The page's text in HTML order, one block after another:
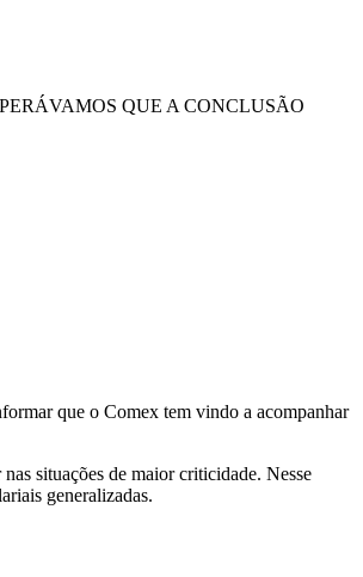
QUE A CONCLUSÃO
que o Comex tem vindo a acompanhar
situações de maior criticidade. Nesse
generalizadas.